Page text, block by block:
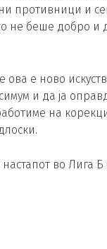
противници и
не беше добро и
е ново
и да ја
на
во Лига